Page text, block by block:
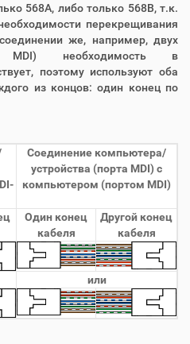
568A, либо только 568B, т.к.
перекрещивания
же, например, двух
MDI) необходимость в
поэтому используют оба
из концов: один конец по
Соединение компьютера/
устройства (порта MDI) с
компьютером (портом MDI)
Один конец
кабеля
Другой конец
кабеля
или